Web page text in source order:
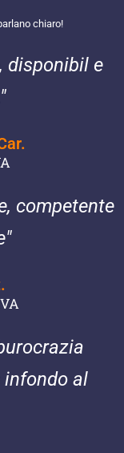
chiaro!
disponibil e
competente
infondo al